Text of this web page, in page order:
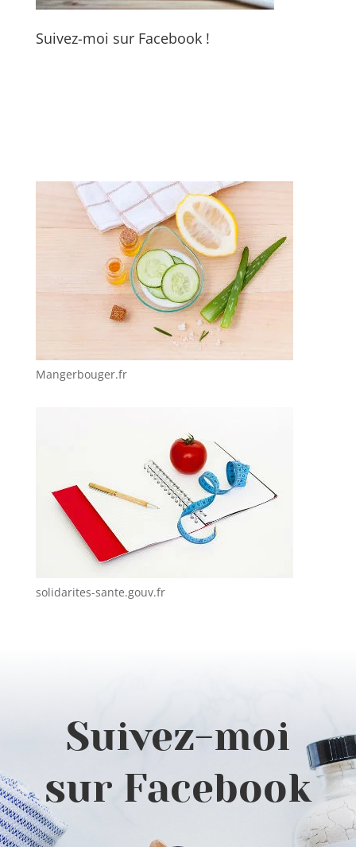
Suivez-moi sur Facebook !
Mangerbouger.fr
solidarites-sante.gouv.fr
Suivez-moi
sur Facebook